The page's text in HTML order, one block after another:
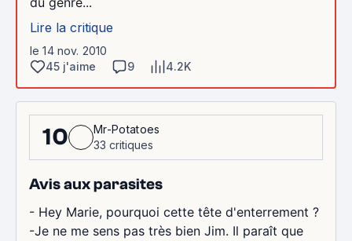
Lire la critique
le 14 nov. 2010
45 j'aime
9 4.2K
10
Mr-Potatoes
33 critiques
Avis aux parasites
- Hey Marie, pourquoi cette tête d'enterrement ?
-Je ne me sens pas très bien Jim. Il paraît que